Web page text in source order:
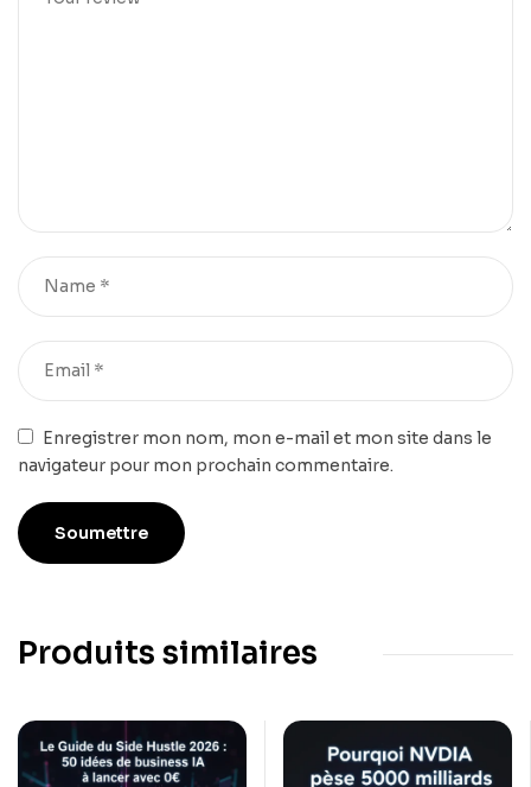
Enregistrer mon nom, mon e-mail et mon site dans le
navigateur pour mon prochain commentaire.
Produits similaires